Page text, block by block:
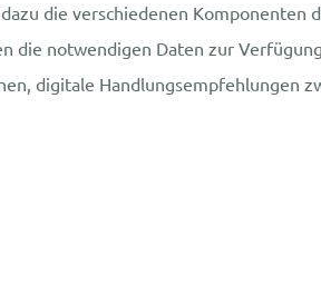
die verschiedenen
notwendigen Daten zur
digitale Handlungsempfehlungen